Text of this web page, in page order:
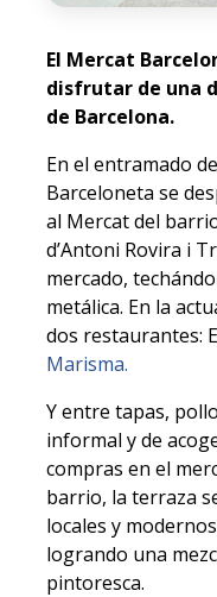
El Mercat
disfrutar de una
de Barcelona.
En el entramado
Barceloneta se
al Mercat del
d’Antoni Rovira i
mercado,
metálica. En la
dos restaurantes:
Marisma.
Y entre tapas,
informal y de
compras en el
barrio, la terraza
locales y
logrando una
pintoresca.